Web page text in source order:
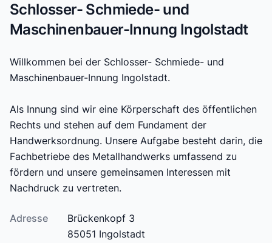
Schlosser- Schmiede- und
Maschinenbauer-Innung Ingolstadt
Willkommen bei der Schlosser- Schmiede- und
Maschinenbauer-Innung Ingolstadt.
Als Innung sind wir eine Körperschaft des öffentlichen
Rechts und stehen auf dem Fundament der
Handwerksordnung. Unsere Aufgabe besteht darin, die
Fachbetriebe des Metallhandwerks umfassend zu
fördern und unsere gemeinsamen Interessen mit
Nachdruck zu vertreten.
Adresse
Brückenkopf 3
85051 Ingolstadt